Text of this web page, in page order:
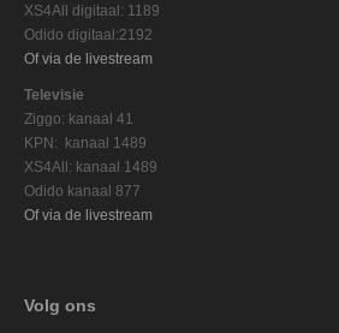
XS4All digitaal: 1189
Odido digitaal:2192
Of via de livestream
Televisie
Ziggo: kanaal 41
KPN: kanaal 1489
XS4All: kanaal 1489
Odido kanaal 877
Of via de livestream
Volg ons